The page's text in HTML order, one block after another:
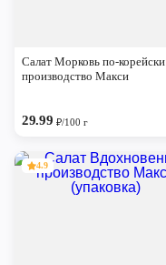
Салат Морковь по-корейски
производство Макси
29.99₽/100 г
4.9